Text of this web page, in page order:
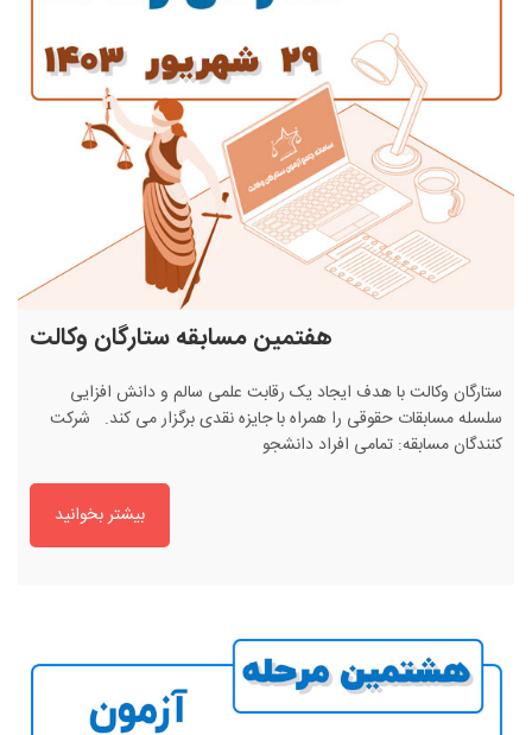
هفتمین مسابقه ستارگان وکالت
ستارگان وکالت با هدف ایجاد یک رقابت علمی سالم و دانش افزایی
سلسله مسابقات حقوقی را همراه با جایزه نقدی برگزار می کند. شرکت
کنندگان مسابقه: تمامی افراد دانشجو
بیشتر بخوانید